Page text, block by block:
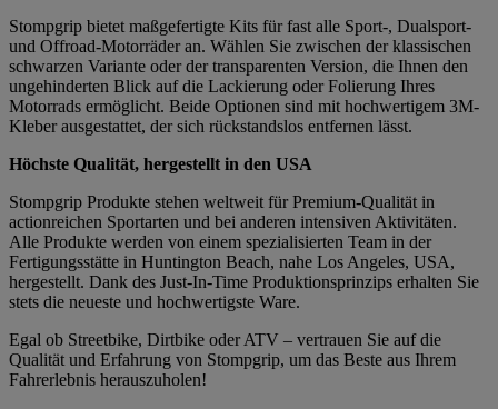
Stompgrip bietet maßgefertigte Kits für fast alle Sport-, Dualsport-
und Offroad-Motorräder an. Wählen Sie zwischen der klassischen
schwarzen Variante oder der transparenten Version, die Ihnen den
ungehinderten Blick auf die Lackierung oder Folierung Ihres
Motorrads ermöglicht. Beide Optionen sind mit hochwertigem 3M-
Kleber ausgestattet, der sich rückstandslos entfernen lässt.
Höchste Qualität, hergestellt in den USA
Stompgrip Produkte stehen weltweit für Premium-Qualität in
actionreichen Sportarten und bei anderen intensiven Aktivitäten.
Alle Produkte werden von einem spezialisierten Team in der
Fertigungsstätte in Huntington Beach, nahe Los Angeles, USA,
hergestellt. Dank des Just-In-Time Produktionsprinzips erhalten Sie
stets die neueste und hochwertigste Ware.
Egal ob Streetbike, Dirtbike oder ATV – vertrauen Sie auf die
Qualität und Erfahrung von Stompgrip, um das Beste aus Ihrem
Fahrerlebnis herauszuholen!